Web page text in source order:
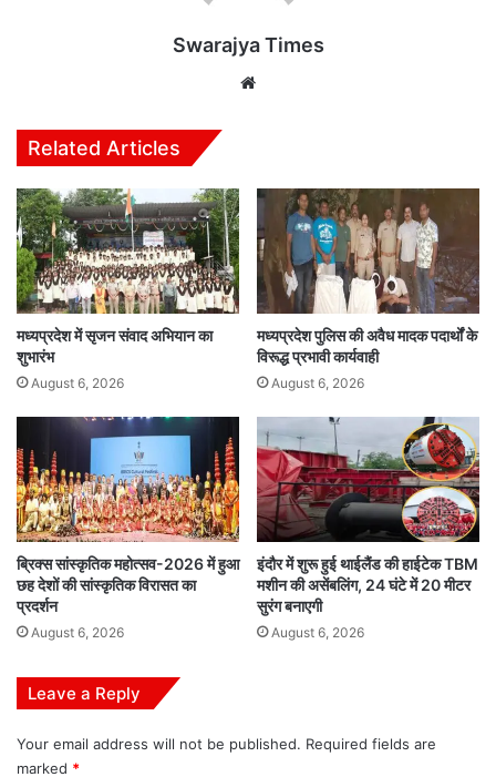
Swarajya Times
Related Articles
मध्यप्रदेश में सृजन संवाद अभियान का
शुभारंभ
August 6, 2026
मध्यप्रदेश पुलिस की अवैध मादक पदार्थों के
विरूद्ध प्रभावी कार्यवाही
August 6, 2026
ब्रिक्स सांस्कृतिक महोत्सव-2026 में हुआ
छह देशों की सांस्कृतिक विरासत का
प्रदर्शन
August 6, 2026
इंदौर में शुरू हुई थाईलैंड की हाईटेक TBM
मशीन की असेंबलिंग, 24 घंटे में 20 मीटर
सुरंग बनाएगी
August 6, 2026
Leave a Reply
Your email address will not be published. Required fields are
marked *